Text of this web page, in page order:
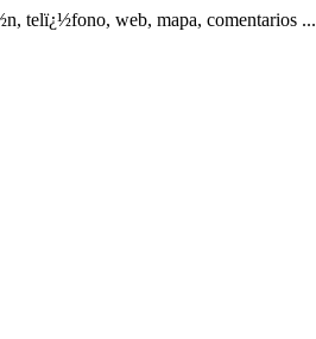
telï¿½fono, web, mapa, comentarios ...